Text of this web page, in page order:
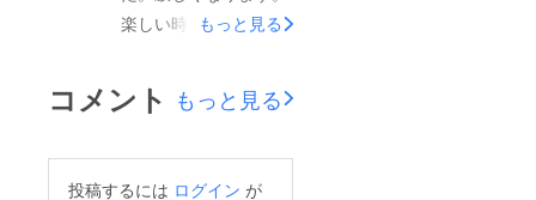
楽しい時間はあっとい
を大事に大事にしてい
きたいです。
もっと見る
コメント もっと見る
投稿するには ログイン が